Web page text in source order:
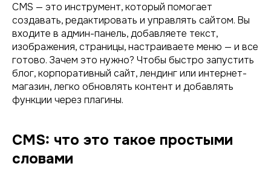
CMS — это инструмент, который помогает
создавать, редактировать и управлять сайтом. Вы
входите в админ-панель, добавляете текст,
изображения, страницы, настраиваете меню — и все
готово. Зачем это нужно? Чтобы быстро запустить
блог, корпоративный сайт, лендинг или интернет-
магазин, легко обновлять контент и добавлять
функции через плагины.
CMS: что это такое простыми
словами